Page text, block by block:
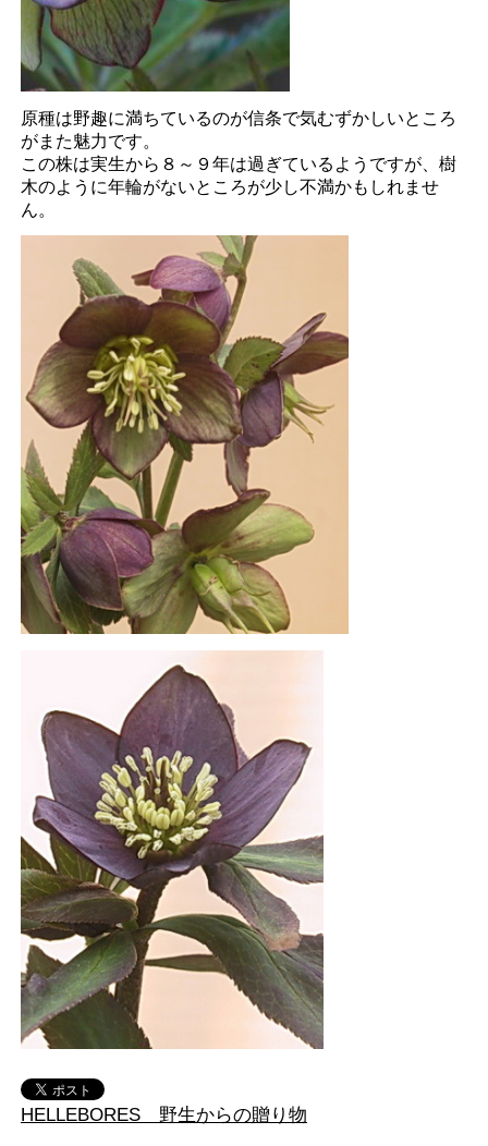
原種は野趣に満ちているのが信条で気むずかしいところ
がまた魅力です。
この株は実生から８～９年は過ぎているようですが、樹
木のように年輪がないところが少し不満かもしれませ
ん。
HELLEBORES 野生からの贈り物